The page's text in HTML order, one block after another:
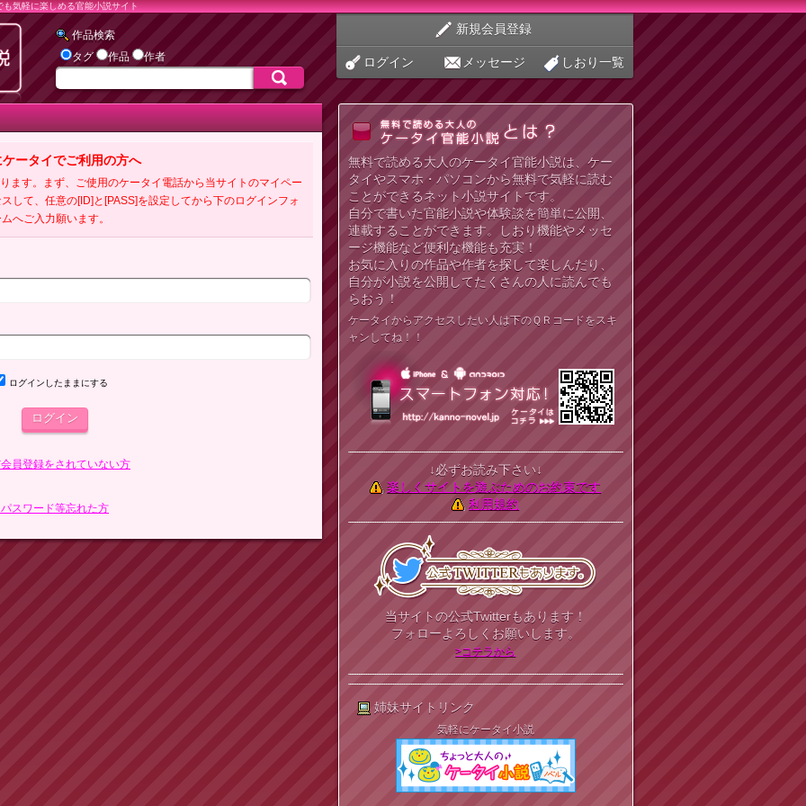
気軽に楽しめる官能小説サイト
作品検索
タグ
作品 作者
新規会員登録
ログイン メッセージ しおり一覧
ータイでご利用の方へ
ます。まず、ご使用のケータイ電話から当サイトのマイペー
して、任意の[ID]と[PASS]を設定してから下のログインフォ
へご入力願います。
ログインしたままにする
員登録をされていない方
スワード等忘れた方
無料で読める大人のケータイ官能小説は、ケー
タイやスマホ・パソコンから無料で気軽に読む
ことができるネット小説サイトです。
自分で書いた官能小説や体験談を簡単に公開、
連載することができます。しおり機能やメッセ
ージ機能など便利な機能も充実！
お気に入りの作品や作者を探して楽しんだり、
自分が小説を公開してたくさんの人に読んでも
らおう！
ケータイからアクセスしたい人は下のＱＲコードをスキ
ャンしてね！！
↓必ずお読み下さい↓
楽しくサイトを遊ぶためのお約束です
利用規約
当サイトの公式Twitterもあります！
フォローよろしくお願いします。
>コチラから
姉妹サイトリンク
気軽にケータイ小説